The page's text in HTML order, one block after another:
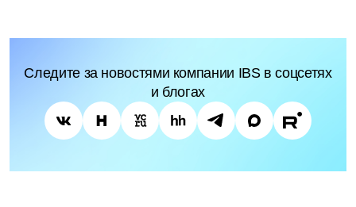
Следите за новостями компании IBS в соцсетях
и блогах